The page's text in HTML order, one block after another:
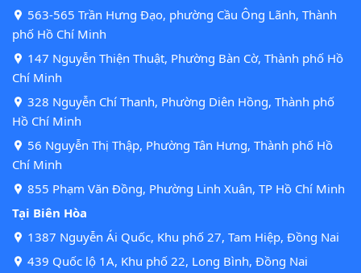
563-565 Trần Hưng Đạo, phường Cầu Ông Lãnh, Thành
phố Hồ Chí Minh
147 Nguyễn Thiện Thuật, Phường Bàn Cờ, Thành phố Hồ
Chí Minh
328 Nguyễn Chí Thanh, Phường Diên Hồng, Thành phố
Hồ Chí Minh
56 Nguyễn Thị Thập, Phường Tân Hưng, Thành phố Hồ
Chí Minh
855 Phạm Văn Đồng, Phường Linh Xuân, TP Hồ Chí Minh
Tại Biên Hòa
1387 Nguyễn Ái Quốc, Khu phố 27, Tam Hiệp, Đồng Nai
439 Quốc lộ 1A, Khu phố 22, Long Bình, Đồng Nai